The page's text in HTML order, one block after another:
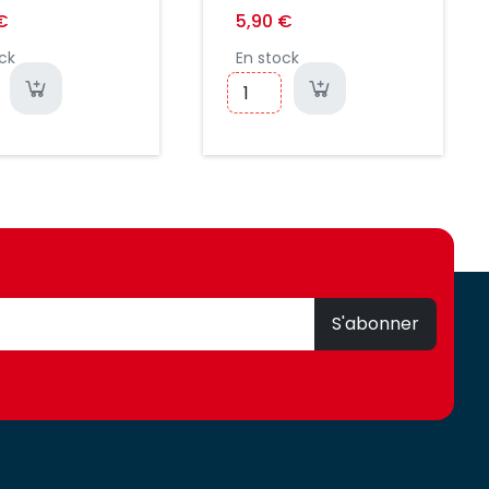
CARBONE NOIR
5,90 €
En stock
S'abonner